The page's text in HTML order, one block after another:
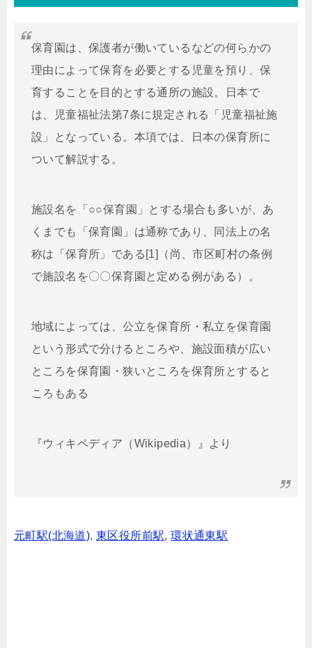
保育園は、保護者が働いているなどの何らかの
理由によって保育を必要とする児童を預り、保
育することを目的とする通所の施設。日本で
は、児童福祉法第7条に規定される「児童福祉施
設」となっている。本項では、日本の保育所に
ついて解説する。
施設名を「○○保育園」とする場合も多いが、あ
くまでも「保育園」は通称であり、同法上の名
称は「保育所」である[1]（尚、市区町村の条例
で施設名を〇〇保育園と定める例がある）。
地域によっては、公立を保育所・私立を保育園
という形式で分けるところや、施設面積が広い
ところを保育園・狭いところを保育所とすると
ころもある
『ウィキペディア（Wikipedia）』より
元町駅(北海道),東区役所前駅,環状通東駅